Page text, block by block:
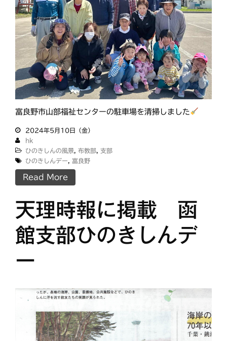
富良野市山部福祉センターの駐車場を清掃しました
2024年5月10日（金）
hk
ひのきしんの風景
布教部
支部
ひのきしんデー
富良野
Read More
天理時報に掲載 函
館支部ひのきしんデ
ー